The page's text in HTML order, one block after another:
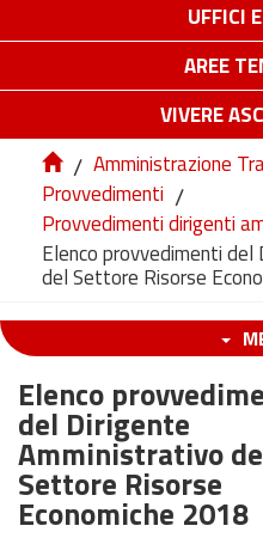
UFFICI
AREE
VIVERE
/ Amministrazione
Provvedimenti /
Provvedimenti dirigenti
Elenco provvedimenti
del Settore Risorse
Elenco
del Dirigente
Amministrativo
Settore Risorse
Economiche 2018